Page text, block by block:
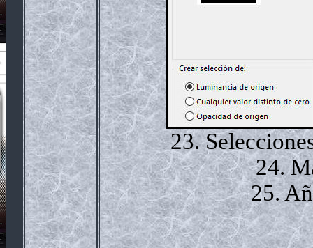
23.
24.
25.